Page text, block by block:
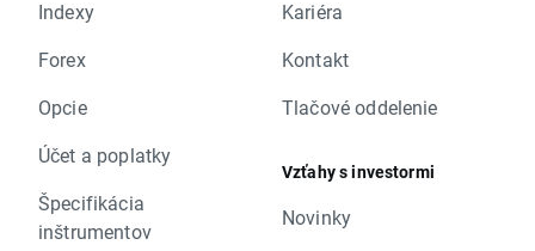
Indexy
Forex
Opcie
Účet a poplatky
Špecifikácia
inštrumentov
Kariéra
Kontakt
Tlačové oddelenie
Vzťahy s investormi
Novinky